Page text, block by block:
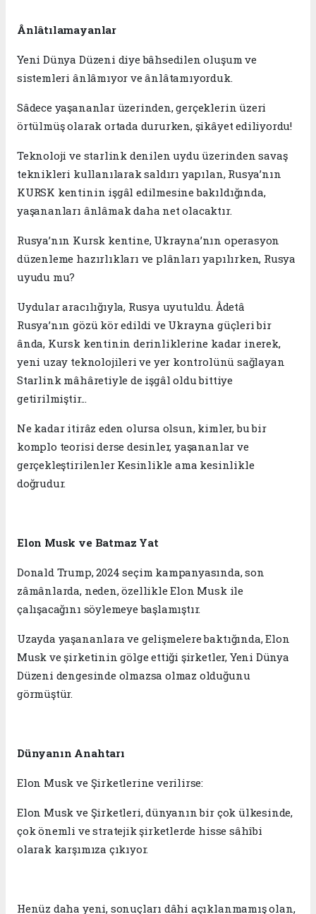
Ânlâtılamayanlar
Yeni Dünya Düzeni diye bâhsedilen oluşum ve
sistemleri ânlâmıyor ve ânlâtamıyorduk.
Sâdece yaşananlar üzerinden, gerçeklerin üzeri
örtülmüş olarak ortada dururken, şikâyet ediliyordu!
Teknoloji ve starlink denilen uydu üzerinden savaş
teknikleri kullanılarak saldırı yapılan, Rusya’nın
KURSK kentinin işgâl edilmesine bakıldığında,
yaşananları ânlâmak daha net olacaktır.
Rusya’nın Kursk kentine, Ukrayna’nın operasyon
düzenleme hazırlıkları ve plânları yapılırken, Rusya
uyudu mu?
Uydular aracılığıyla, Rusya uyutuldu. Âdetâ
Rusya’nın gözü kör edildi ve Ukrayna güçleri bir
ânda, Kursk kentinin derinliklerine kadar inerek,
yeni uzay teknolojileri ve yer kontrolünü sağlayan
Starlink mâhâretiyle de işgâl oldu bittiye
getirilmiştir...
Ne kadar itirâz eden olursa olsun, kimler, bu bir
komplo teorisi derse desinler, yaşananlar ve
gerçekleştirilenler Kesinlikle ama kesinlikle
doğrudur.
Elon Musk ve Batmaz Yat
Donald Trump, 2024 seçim kampanyasında, son
zâmânlarda, neden, özellikle Elon Musk ile
çalışacağını söylemeye başlamıştır.
Uzayda yaşananlara ve gelişmelere baktığında, Elon
Musk ve şirketinin gölge ettiği şirketler, Yeni Dünya
Düzeni dengesinde olmazsa olmaz olduğunu
görmüştür.
Dünyanın Anahtarı
Elon Musk ve Şirketlerine verilirse:
Elon Musk ve Şirketleri, dünyanın bir çok ülkesinde,
çok önemli ve stratejik şirketlerde hisse sâhîbi
olarak karşımıza çıkıyor.
Henüz daha yeni, sonuçları dâhi açıklanmamış olan,